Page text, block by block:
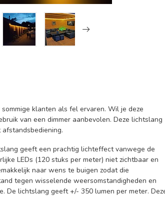
klanten als fel ervaren. Wil je deze
van een dimmer aanbevolen. Deze lichtslang
geeft een prachtig lichteffect vanwege de
LEDs (120 stuks per meter) niet zichtbaar en
naar wens te buigen zodat die
tegen wisselende weersomstandigheden en
De lichtslang geeft +/- 350 lumen per meter.